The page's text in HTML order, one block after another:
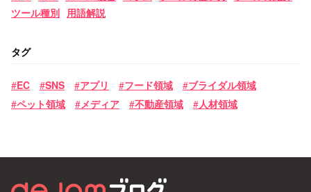
ツール種別 用語解説
タグ
EC SNS アプリ フード領域
ブライダル領域
ペット領域
メディア 不動産領域 人材領域